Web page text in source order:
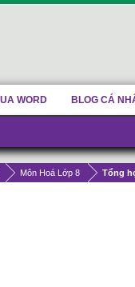
Môn Hoá Lớp 8 Tổng
WORD BLOG CÁ